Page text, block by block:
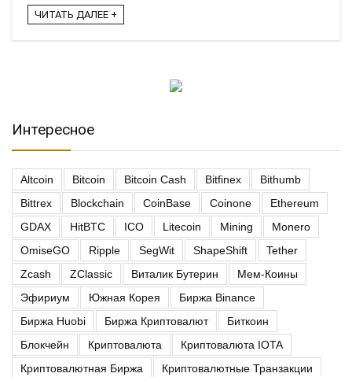
ЧИТАТЬ ДАЛЕЕ +
Интересное
Altcoin Bitcoin Bitcoin Cash Bitfinex
Bithumb
Bittrex
Blockchain CoinBase Coinone
Ethereum
GDAX
HitBTC ICO Litecoin Mining
Monero
OmiseGO
Ripple SegWit ShapeShift
Tether
Zcash
ZClassic Виталик Бутерин
Мем-Коины
Эфириум
Южная Корея
Биржа Binance
Биржа Huobi
Биржа Криптовалют
Биткоин
Блокчейн
Криптовалюта
Криптовалюта IOTA
Криптовалютная Биржа
Криптовалютные Транзакции